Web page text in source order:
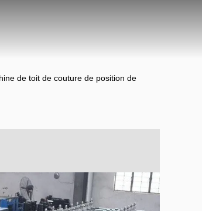
de toit de couture de position de